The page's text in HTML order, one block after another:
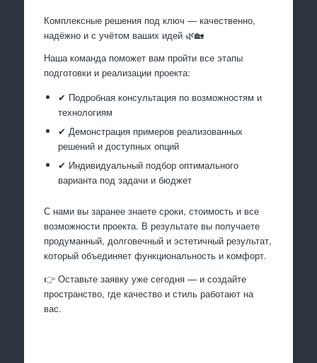
Комплексные решения под ключ — качественно,
надёжно и с учётом ваших идей 🌿🏡
Наша команда поможет вам пройти все этапы
подготовки и реализации проекта:
✔ Подробная консультация по возможностям и
технологиям
✔ Демонстрация примеров реализованных
решений и доступных опций
✔ Индивидуальный подбор оптимального
варианта под задачи и бюджет
С нами вы заранее знаете сроки, стоимость и все
возможности проекта. В результате вы получаете
продуманный, долговечный и эстетичный результат,
который объединяет функциональность и комфорт.
👉 Оставьте заявку уже сегодня — и создайте
пространство, где качество и стиль работают на
вас.